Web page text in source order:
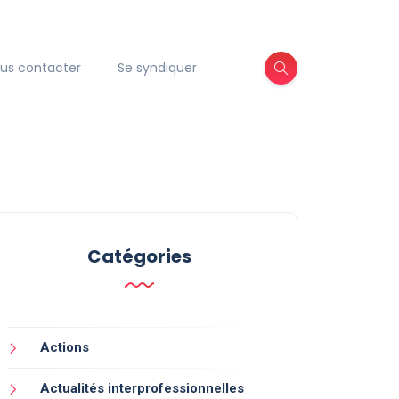
contacter Se syndiquer
Catégories
Actions
Actualités interprofessionnelles